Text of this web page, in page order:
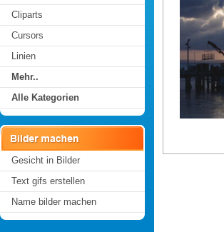
Cliparts
Cursors
Linien
Mehr..
Alle Kategorien
Gesicht in Bilder
Text gifs erstellen
Name bilder machen